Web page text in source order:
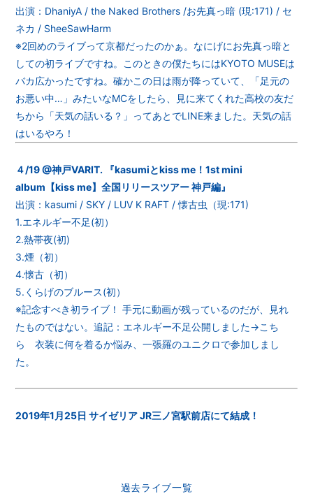
出演：DhaniyA / the Naked Brothers /お先真っ暗 (現:171) / セ
ネカ / SheeSawHarm
※2回めのライブって京都だったのかぁ。なにげにお先真っ暗と
しての初ライブですね。このときの僕たちにはKYOTO MUSEは
バカ広かったですね。確かこの日は雨が降っていて、「足元の
お悪い中…」みたいなMCをしたら、見に来てくれた高校の友だ
ちから「天気の話いる？」ってあとでLINE来ました。天気の話
はいるやろ！
４/19 @神戸VARIT. 『kasumiとkiss me！1st mini
album【kiss me】全国リリースツアー 神戸編』
出演：kasumi / SKY / LUV K RAFT / 懐古虫（現:171)
1.エネルギー不足(初）
2.熱帯夜(初)
3.煙（初）
4.懐古（初）
5.くらげのブルース(初）
※記念すべき初ライブ！ 手元に動画が残っているのだが、見れ
たものではない。追記：エネルギー不足公開しました→こち
ら
衣装に何を着るか悩み、一張羅のユニクロで参加しまし
た。
2019年1月25日 サイゼリア JR三ノ宮駅前店にて結成！
過去ライブ一覧